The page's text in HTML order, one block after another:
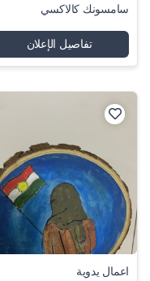
سامسونك كالاكسي
تفاصيل الإعلان
اعمال يدوية